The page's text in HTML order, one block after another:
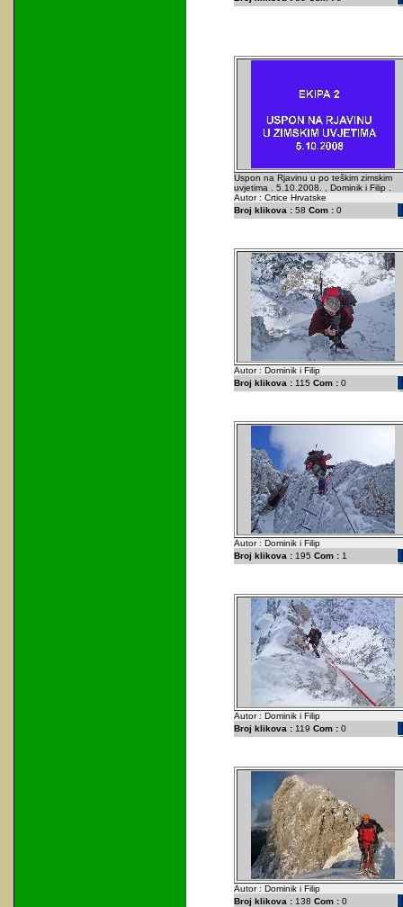
Uspon na Rjavinu u po teškim zimskim
uvjetima . 5.10.2008. , Dominik i Filip .
Autor : Crtice Hrvatske
Broj klikova :58 Com :0
Autor : Dominik i Filip
Broj klikova :115 Com :0
Autor : Dominik i Filip
Broj klikova :195 Com :1
Autor : Dominik i Filip
Broj klikova :119 Com :0
Autor : Dominik i Filip
Broj klikova :138 Com :0